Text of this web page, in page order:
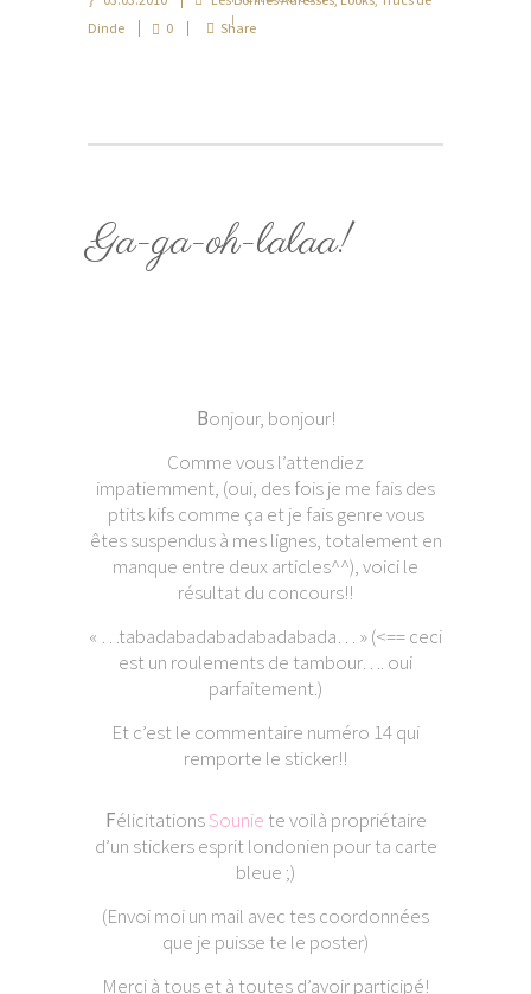
Dinde
0 Share
Ga-ga-oh-lalaa!
Bonjour, bonjour!
Comme vous l’attendiez
impatiemment, (oui, des fois je me fais des
ptits kifs comme ça et je fais genre vous
êtes suspendus à mes lignes, totalement en
manque entre deux articles^^), voici le
résultat du concours!!
« …tabadabadabadabadabada… » (<== ceci
est un roulements de tambour…. oui
parfaitement.)
Et c’est le commentaire numéro 14 qui
remporte le sticker!!
FélicitationsSounie te voilà propriétaire
d’un stickers esprit londonien pour ta carte
bleue ;)
(Envoi moi un mail avec tes coordonnées
que je puisse te le poster)
Merci à tous et à toutes d’avoir participé!